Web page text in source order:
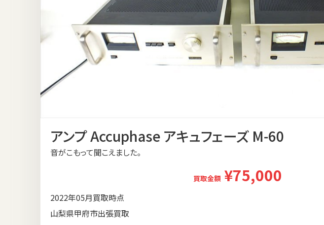
アンプ Accuphase アキュフェーズ M-60
音がこもって聞こえました。
買取金額 ¥75,000
2022年05月買取時点
山梨県甲府市出張買取